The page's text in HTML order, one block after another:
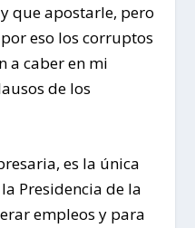
que apostarle, pero
eso los corruptos
a caber en mi
de los
es la única
Presidencia de la
empleos y para